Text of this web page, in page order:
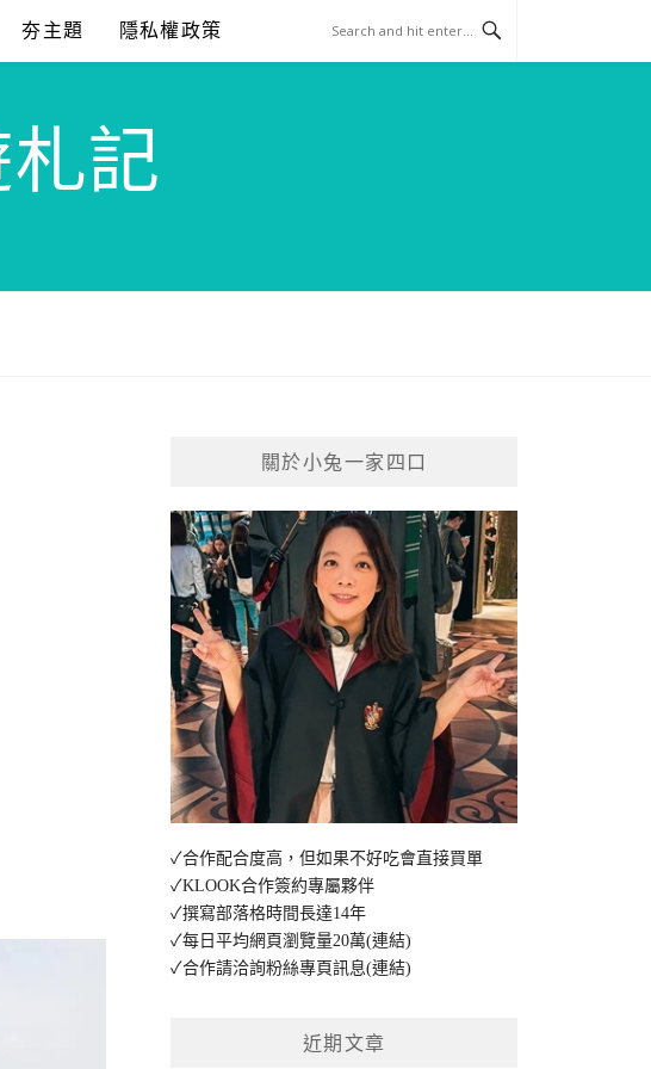
夯主題 隱私權政策
記
關於小兔一家四口
✓合作配合度高，但如果不好吃會直接買單
✓KLOOK合作簽約專屬夥伴
✓撰寫部落格時間長達14年
✓每日平均網頁瀏覽量20萬(連結)
✓合作請洽詢粉絲專頁訊息(連結)
近期文章